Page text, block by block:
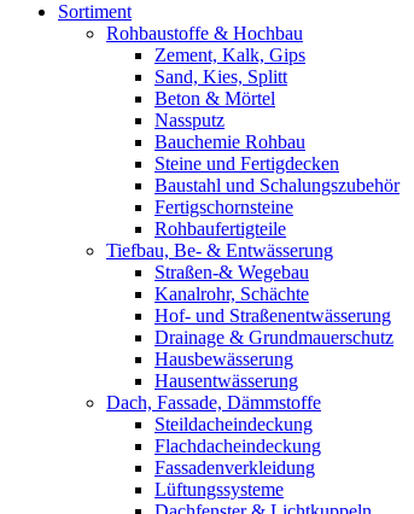
Sortiment
Rohbaustoffe & Hochbau
Zement, Kalk, Gips
Sand, Kies, Splitt
Beton & Mörtel
Nassputz
Bauchemie Rohbau
Steine und Fertigdecken
Baustahl und Schalungszubehör
Fertigschornsteine
Rohbaufertigteile
Tiefbau, Be- & Entwässerung
Straßen-& Wegebau
Kanalrohr, Schächte
Hof- und Straßenentwässerung
Drainage & Grundmauerschutz
Hausbewässerung
Hausentwässerung
Dach, Fassade, Dämmstoffe
Steildacheindeckung
Flachdacheindeckung
Fassadenverkleidung
Lüftungssysteme